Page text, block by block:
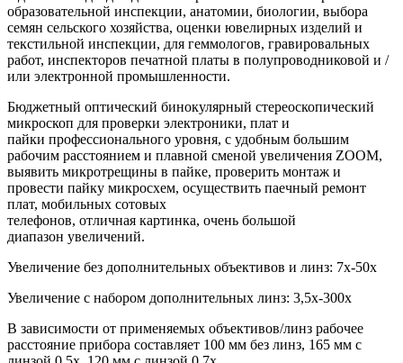
образовательной инспекции, анатомии, биологии, выбора
семян сельского хозяйства, оценки ювелирных изделий и
текстильной инспекции, для геммологов, гравировальных
работ, инспекторов печатной платы в полупроводниковой и /
или электронной промышленности.
Бюджетный оптический бинокулярный стереоскопический
микроскоп для проверки электроники, плат и
пайки профессионального уровня, с удобным большим
рабочим расстоянием и плавной сменой увеличения ZOOM,
выявить микротрещины в пайке, проверить монтаж и
провести пайку микросхем, осуществить паечный ремонт
плат, мобильных сотовых
телефонов, отличная картинка, очень большой
диапазон увеличений.
Увеличение без дополнительных объективов и линз: 7х-50х
Увеличение с набором дополнительных линз: 3,5х-300х
В зависимости от применяемых объективов/линз рабочее
расстояние прибора составляет 100 мм без линз, 165 мм с